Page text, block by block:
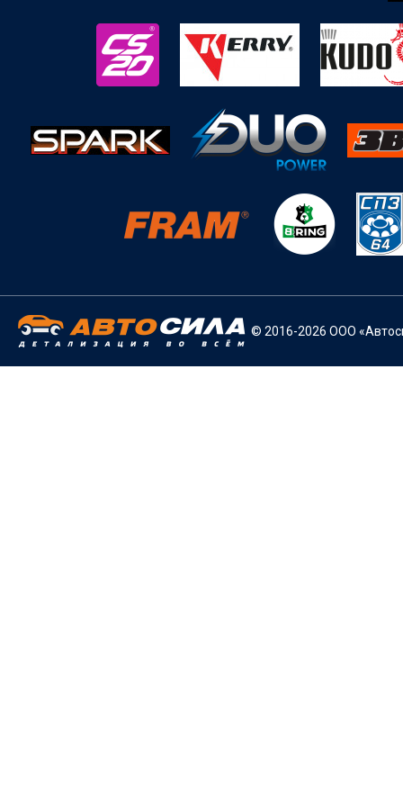
© 2016-2026 ООО